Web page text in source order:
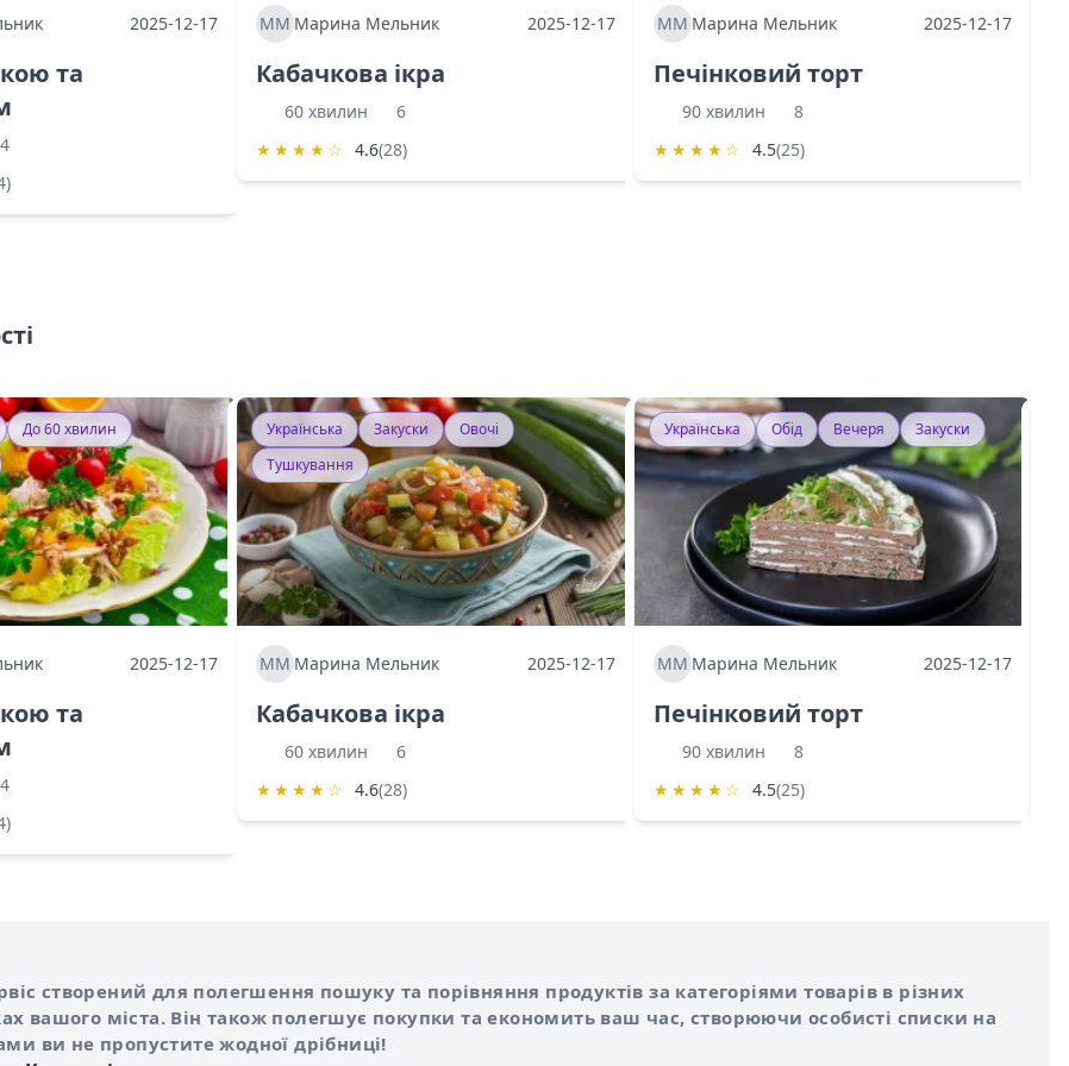
2025-12-17
та
4
ММ Марина Мельник 2025-12-17
Кабачкова ікра
60 хвилин
6
★ ★ ★ ★ ☆ 4.6(28)
МММарина Мельник 2025-12-17
Печінковий торт
90 хвилин
8
★ ★ ★ ★ ☆ 4.5(25)
До 60 хвилин
2025-12-17
та
4
Українська Закуски
Овочі
Тушкування
ММ Марина Мельник 2025-12-17
Кабачкова ікра
60 хвилин
6
★ ★ ★ ★ ☆ 4.6(28)
Українська Обід Вечеря Закуски
МММарина Мельник 2025-12-17
Печінковий торт
90 хвилин
8
★ ★ ★ ★ ☆ 4.5(25)
створений для полегшення пошуку та порівняння продуктів за категоріями товарів в різних
вашого міста. Він також полегшує покупки та економить ваш час, створюючи особисті списки на
ви не пропустите жодної дрібниці!